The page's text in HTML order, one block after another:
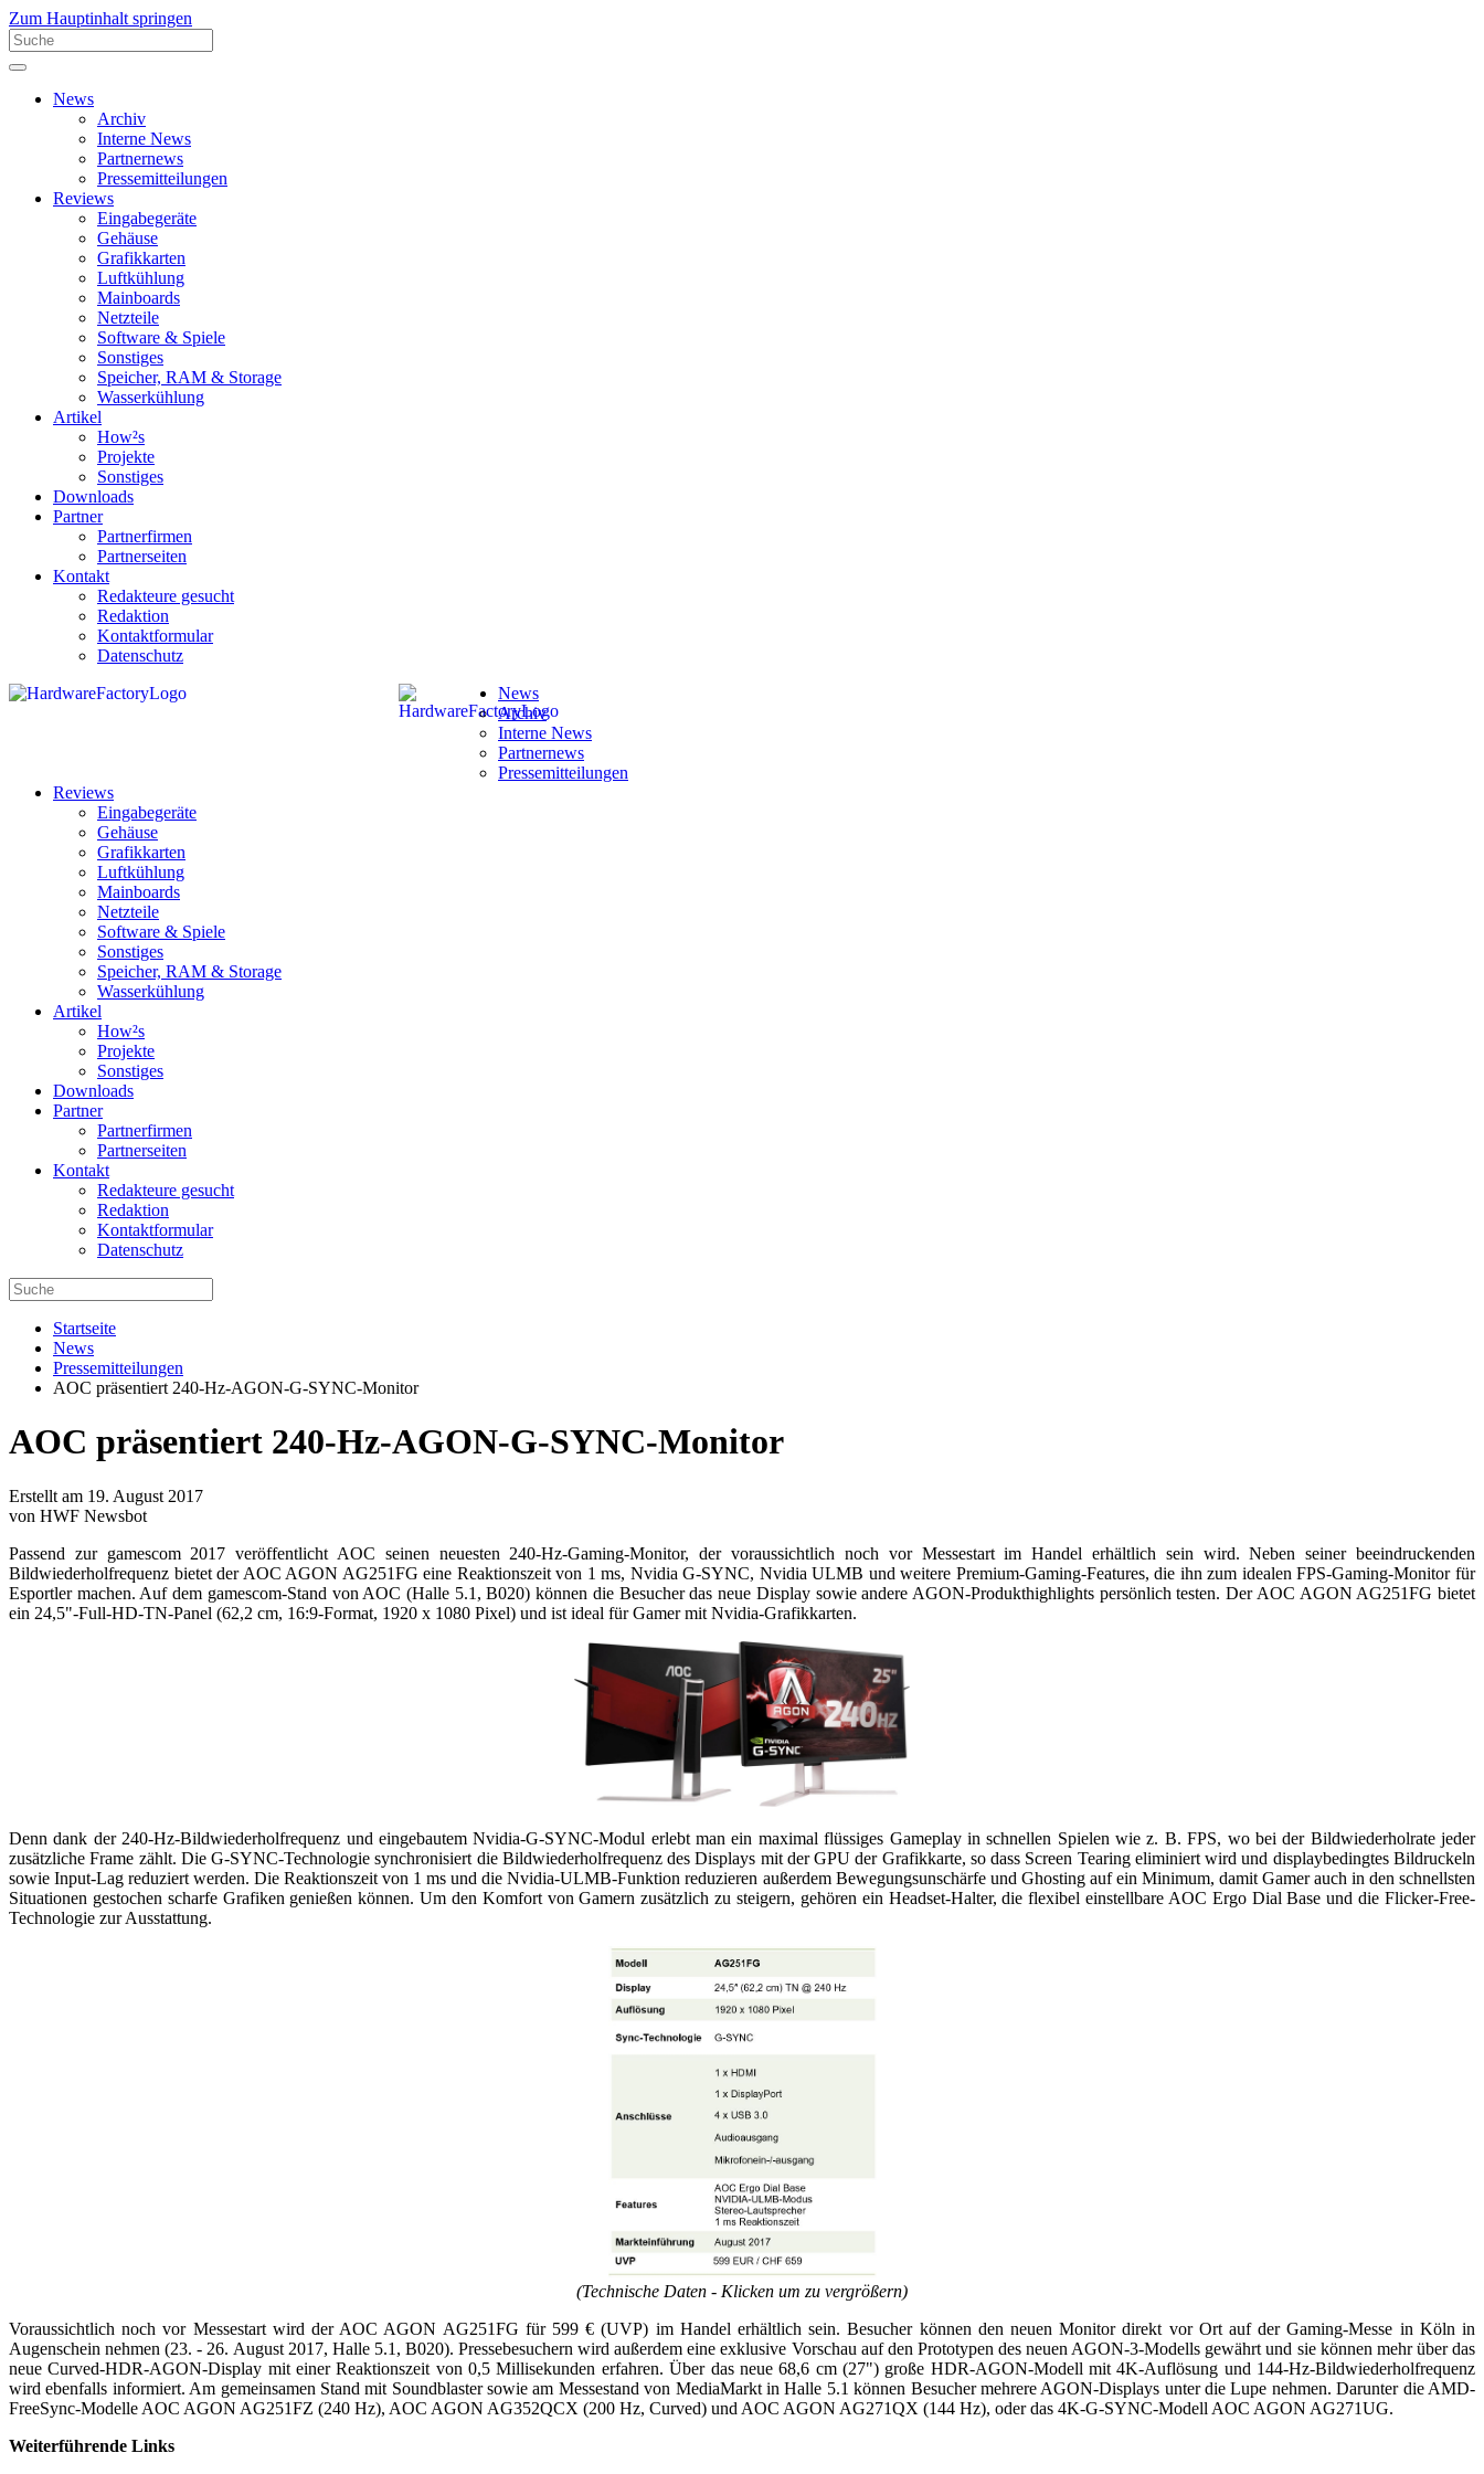
Zum Hauptinhalt springen
News
Archiv
Interne News
Partnernews
Pressemitteilungen
Reviews
Eingabegeräte
Gehäuse
Grafikkarten
Luftkühlung
Mainboards
Netzteile
Software & Spiele
Sonstiges
Speicher, RAM & Storage
Wasserkühlung
Artikel
How²s
Projekte
Sonstiges
Downloads
Partner
Partnerfirmen
Partnerseiten
Kontakt
Redakteure gesucht
Redaktion
Kontaktformular
Datenschutz
News
Archiv
Interne News
Partnernews
Pressemitteilungen
Reviews
Eingabegeräte
Gehäuse
Grafikkarten
Luftkühlung
Mainboards
Netzteile
Software & Spiele
Sonstiges
Speicher, RAM & Storage
Wasserkühlung
Artikel
How²s
Projekte
Sonstiges
Downloads
Partner
Partnerfirmen
Partnerseiten
Kontakt
Redakteure gesucht
Redaktion
Kontaktformular
Datenschutz
Startseite
News
Pressemitteilungen
AOC präsentiert 240-Hz-AGON-G-SYNC-Monitor
AOC präsentiert 240-Hz-AGON-G-SYNC-Monitor
Erstellt am 19. August 2017
von HWF Newsbot
Passend zur gamescom 2017 veröffentlicht AOC seinen neuesten 240-Hz-Gaming-Monitor, der voraussichtlich noch vor Messestart im Handel erhältlich sein wird. Neben seiner beeindruckenden
Bildwiederholfrequenz bietet der AOC AGON AG251FG eine Reaktionszeit von 1 ms, Nvidia G-SYNC, Nvidia ULMB und weitere Premium-Gaming-Features, die ihn zum idealen FPS-Gaming-Monitor für
Esportler machen. Auf dem gamescom-Stand von AOC (Halle 5.1, B020) können die Besucher das neue Display sowie andere AGON-Produkthighlights persönlich testen. Der AOC AGON AG251FG bietet
ein 24,5"-Full-HD-TN-Panel (62,2 cm, 16:9-Format, 1920 x 1080 Pixel) und ist ideal für Gamer mit Nvidia-Grafikkarten.
Denn dank der 240-Hz-Bildwiederholfrequenz und eingebautem Nvidia-G-SYNC-Modul erlebt man ein maximal flüssiges Gameplay in schnellen Spielen wie z. B. FPS, wo bei der Bildwiederholrate jeder
zusätzliche Frame zählt. Die G-SYNC-Technologie synchronisiert die Bildwiederholfrequenz des Displays mit der GPU der Grafikkarte, so dass Screen Tearing eliminiert wird und displaybedingtes Bildruckeln
sowie Input-Lag reduziert werden. Die Reaktionszeit von 1 ms und die Nvidia-ULMB-Funktion reduzieren außerdem Bewegungsunschärfe und Ghosting auf ein Minimum, damit Gamer auch in den schnellsten
Situationen gestochen scharfe Grafiken genießen können. Um den Komfort von Gamern zusätzlich zu steigern, gehören ein Headset-Halter, die flexibel einstellbare AOC Ergo Dial Base und die Flicker-Free-
Technologie zur Ausstattung.
(Technische Daten - Klicken um zu vergrößern)
Voraussichtlich noch vor Messestart wird der AOC AGON AG251FG für 599 € (UVP) im Handel erhältlich sein. Besucher können den neuen Monitor direkt vor Ort auf der Gaming-Messe in Köln in
Augenschein nehmen (23. - 26. August 2017, Halle 5.1, B020). Pressebesuchern wird außerdem eine exklusive Vorschau auf den Prototypen des neuen AGON-3-Modells gewährt und sie können mehr über das
neue Curved-HDR-AGON-Display mit einer Reaktionszeit von 0,5 Millisekunden erfahren. Über das neue 68,6 cm (27") große HDR-AGON-Modell mit 4K-Auflösung und 144-Hz-Bildwiederholfrequenz
wird ebenfalls informiert. Am gemeinsamen Stand mit Soundblaster sowie am Messestand von MediaMarkt in Halle 5.1 können Besucher mehrere AGON-Displays unter die Lupe nehmen. Darunter die AMD-
FreeSync-Modelle AOC AGON AG251FZ (240 Hz), AOC AGON AG352QCX (200 Hz, Curved) und AOC AGON AG271QX (144 Hz), oder das 4K-G-SYNC-Modell AOC AGON AG271UG.
Weiterführende Links